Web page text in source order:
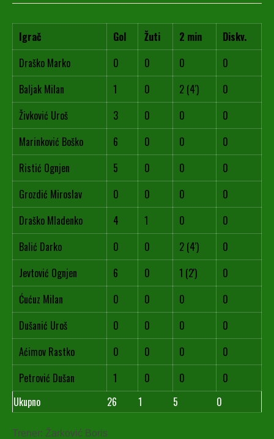
Igrač Gol Žuti 2 min
Diskv.
Draško Marko
0 0 0
0
Baljak Milan
1 0 2 (4')
0
Živković Uroš
3 0 0
0
Marinković Boško
6 0 0
0
Ristić Ognjen
5 0 0
0
Grozdić Miroslav
0 0 0
0
Draško Mladenko
4 1 0
0
Balić Darko
0 0 2 (4')
0
Jevtović Ognjen
6 0 1 (2')
0
Ćućuz Milan
0 0 0
0
Dušanić Uroš
0 0 0
0
Aćimov Rastko
0 0 0
0
Petrović Dušan
1 0 0
0
Ukupno
26 1 5 0
Trener: Žarković Boris